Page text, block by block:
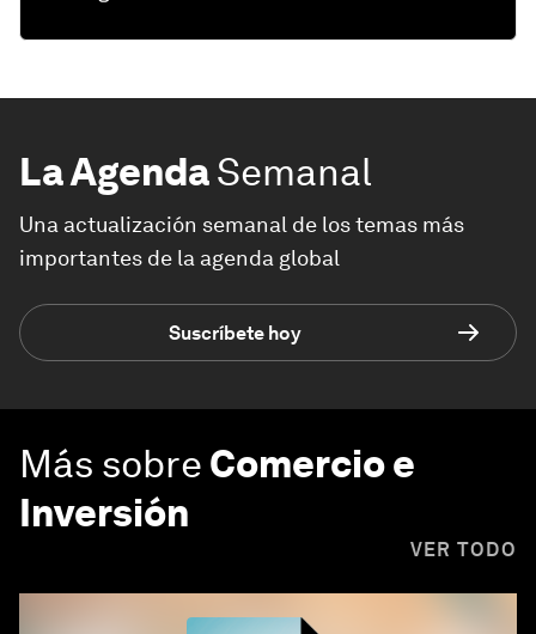
La AgendaSemanal
Una actualización semanal de los temas más
importantes de la agenda global
Suscríbete hoy
Más sobre Comercio e
Inversión
VER TODO